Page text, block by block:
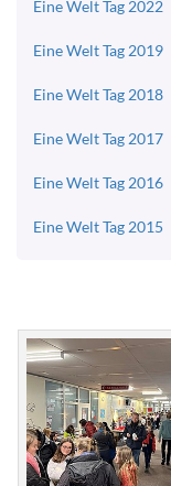
Eine Welt Tag 2022
Eine Welt Tag 2019
Eine Welt Tag 2018
Eine Welt Tag 2017
Eine Welt Tag 2016
Eine Welt Tag 2015